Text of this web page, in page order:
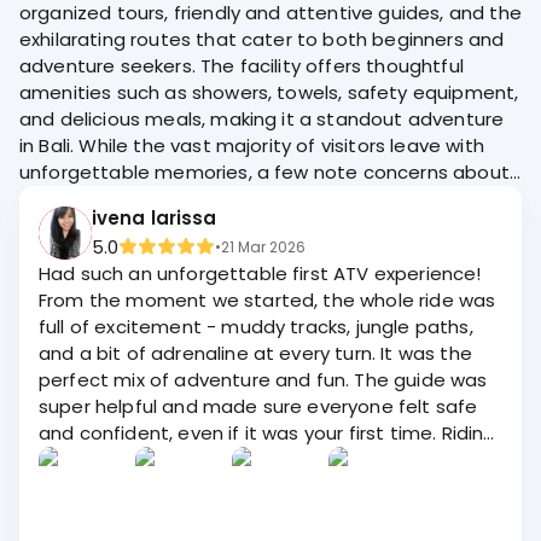
organized tours, friendly and attentive guides, and the
exhilarating routes that cater to both beginners and
adventure seekers. The facility offers thoughtful
amenities such as showers, towels, safety equipment,
and delicious meals, making it a standout adventure
in Bali. While the vast majority of visitors leave with
unforgettable memories, a few note concerns about
services.ivena larissa
5.0
•21 Mar 2026
Had such an unforgettable first ATV experience!
From the moment we started, the whole ride was
full of excitement - muddy tracks, jungle paths,
and a bit of adrenaline at every turn. It was the
perfect mix of adventure and fun. The guide was
super helpful and made sure everyone felt safe
and confident, even if it was your first time. Riding
through nature like that gives you a whole new